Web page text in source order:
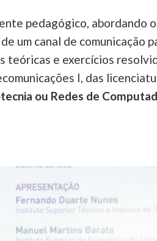
pedagógico, abordando
um canal de comunicação
teóricas e exercícios
I, das
ou Redes de